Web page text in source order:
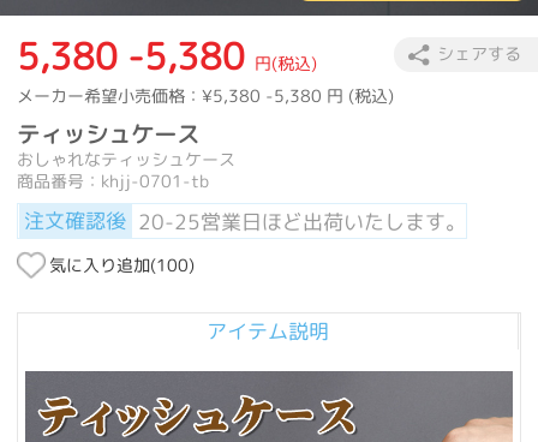
5,380 -5,380 円(税込)
メーカー希望小売価格：¥5,380 -5,380 円 (税込)
ティッシュケース
おしゃれなティッシュケース
商品番号：khjj-0701-tb
注文確認後 20-25営業日ほど出荷いたします。
気に入り追加(100)
シェアする
アイテム説明